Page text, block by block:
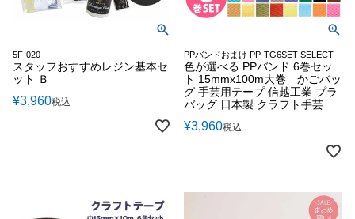
5F-020
スタッフおすすめレジン基本セ
ット Ｂ
¥3,960税込
PPバンドおまけ PP-TG6SET-SELECT
色が選べる PPバンド 6巻セッ
ト 15mmx100m大巻 かごバッ
グ 手芸用テープ 信越工業 プラ
バッグ 日本製 クラフト手芸
¥3,960税込